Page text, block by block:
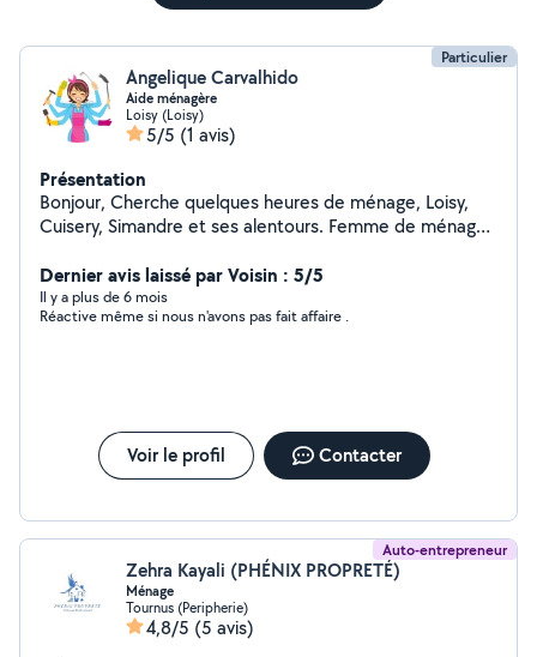
Particulier
Angelique Carvalhido
Aide ménagère
Loisy (Loisy)
5/5 (1 avis)
Présentation
Bonjour, Cherche quelques heures de ménage, Loisy,
Cuisery, Simandre et ses alentours. Femme de ménage,
dinamique. Cordialement.
Dernier avis laissé par Voisin : 5/5
Il y a plus de 6 mois
Réactive même si nous n'avons pas fait affaire .
Voir le profil Contacter
Auto-entrepreneur
Zehra Kayali (PHÉNIX PROPRETÉ)
Ménage
Tournus (Peripherie)
4,8/5 (5 avis)